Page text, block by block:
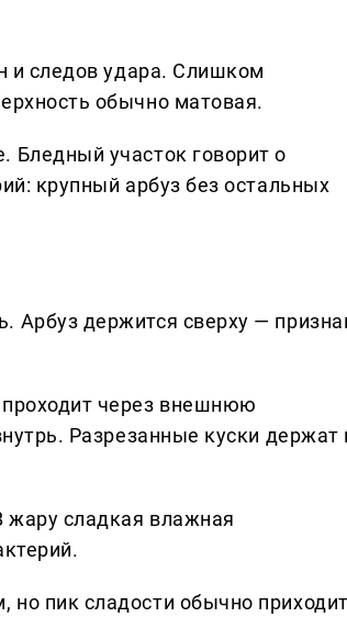
и следов удара. Слишком
обычно матовая.
участок говорит о
крупный арбуз без остальных
Арбуз держится сверху —
через внешнюю
Разрезанные куски держат
жару сладкая влажная
пик сладости обычно